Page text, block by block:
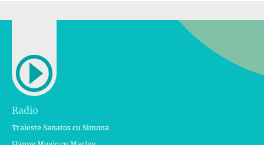
Radio
Traieste Sanatos cu Simona